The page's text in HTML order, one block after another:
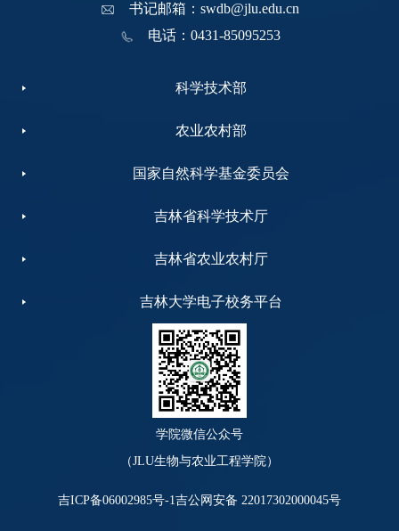
书记邮箱：swdb@jlu.edu.cn
电话：0431-85095253
科学技术部
农业农村部
国家自然科学基金委员会
吉林省科学技术厅
吉林省农业农村厅
吉林大学电子校务平台
学院微信公众号
（JLU生物与农业工程学院）
吉ICP备06002985号-1吉公网安备 22017302000045号